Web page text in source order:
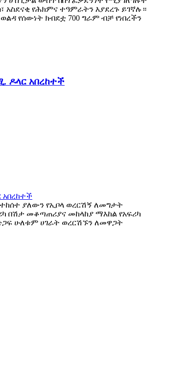
የሕክምና ተዓምራትን እያደረጉ ይገኛሉ።
የሰውነት ክብደቷ 700 ግራም ብቻ የነበረችን
ዶላር አበረከተች
ያለውን የኢቦላ ወረርሽኝ ለመግታት
በሽታ መቆጣጠሪያና መከላከያ ማእከል የአፍሪካ
ሁለቱም ሀገራት ወረርሽኙን ለመዋጋት